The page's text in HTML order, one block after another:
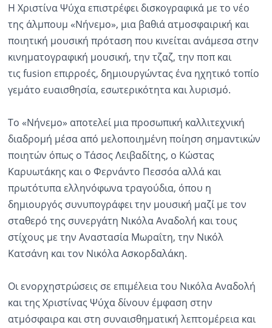
Η Χριστίνα Ψύχα επιστρέφει δισκογραφικά με το νέο
της άλμπουμ «Νήνεμο», μια βαθιά ατμοσφαιρική και
ποιητική μουσική πρόταση που κινείται ανάμεσα στην
κινηματογραφική μουσική, την τζαζ, την ποπ και
τις fusion επιρροές, δημιουργώντας ένα ηχητικό τοπίο
γεμάτο ευαισθησία, εσωτερικότητα και λυρισμό.
Το «Νήνεμο» αποτελεί μια προσωπική καλλιτεχνική
διαδρομή μέσα από μελοποιημένη ποίηση σημαντικών
ποιητών όπως ο Τάσος Λειβαδίτης, ο Κώστας
Καρυωτάκης και ο Φερνάντο Πεσσόα αλλά και
πρωτότυπα ελληνόφωνα τραγούδια, όπου η
δημιουργός συνυπογράφει την μουσική μαζί με τον
σταθερό της συνεργάτη Νικόλα Αναδολή και τους
στίχους με την Αναστασία Μωραΐτη, την Νικόλ
Κατσάνη και τον Νικόλα Ασκορδαλάκη.
Οι ενορχηστρώσεις σε επιμέλεια του Νικόλα Αναδολή
και της Χριστίνας Ψύχα δίνουν έμφαση στην
ατμόσφαιρα και στη συναισθηματική λεπτομέρεια και